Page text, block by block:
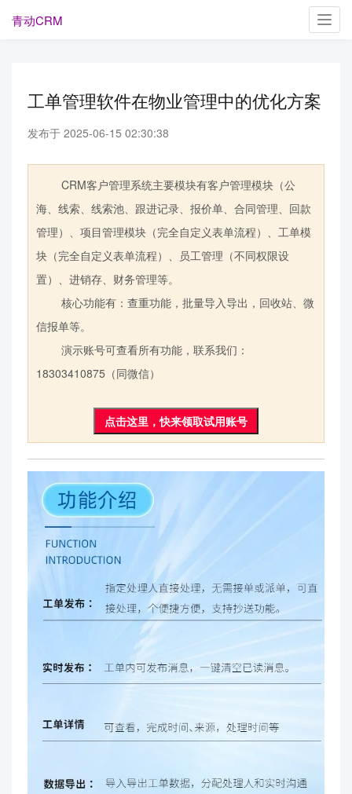
青动CRM
工单管理软件在物业管理中的优化方案
发布于 2025-06-15 02:30:38
CRM客户管理系统主要模块有客户管理模块（公
海、线索、线索池、跟进记录、报价单、合同管理、回款
管理）、项目管理模块（完全自定义表单流程）、工单模
块（完全自定义表单流程）、员工管理（不同权限设
置）、进销存、财务管理等。
核心功能有：查重功能，批量导入导出，回收站、微
信报单等。
演示账号可查看所有功能，联系我们：
18303410875（同微信）
点击这里，快来领取试用账号